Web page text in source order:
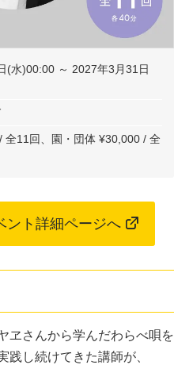
(水)00:00 ～ 2027年3月31日
全11回、園・団体 ¥30,000 / 全
ント詳細ページへ
ヱさんから学んだわらべ唄を
践し続けてきた講師が、